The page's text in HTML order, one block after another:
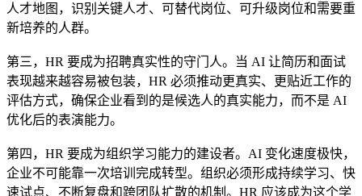
人才地图，识别关键人才、可替代岗位、可升级岗位和需要重
新培养的人群。
第三，HR 要成为招聘真实性的守门人。当 AI 让简历和面试
表现越来越容易被包装，HR 必须推动更真实、更贴近工作的
评估方式，确保企业看到的是候选人的真实能力，而不是 AI
优化后的表演能力。
第四，HR 要成为组织学习能力的建设者。AI 变化速度极快，
企业不可能靠一次培训完成转型。组织必须形成持续学习、快
速试点、不断复盘和跨团队扩散的机制。HR 应该成为这个学